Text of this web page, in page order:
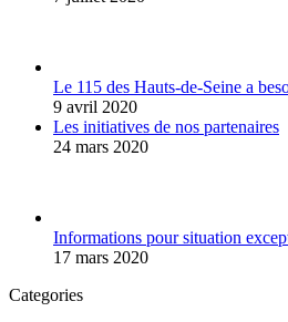
Le 115 des Hauts-de-Seine a
9 avril 2020
Les initiatives de nos partenaires
24 mars 2020
Informations pour situation
17 mars 2020
Categories